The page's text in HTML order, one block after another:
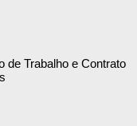
de Trabalho e Contrato